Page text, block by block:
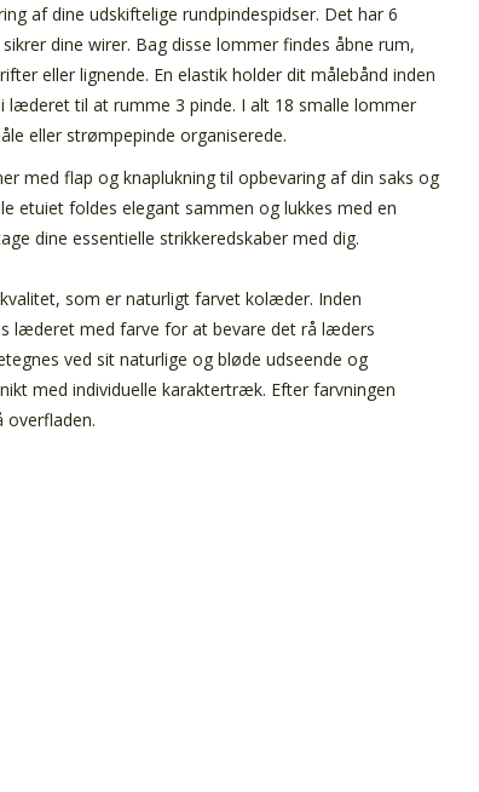
af dine udskiftelige rundpindespidser. Det har 6
dine wirer. Bag disse lommer findes åbne rum,
eller lignende. En elastik holder dit målebånd inden
læderet til at rumme 3 pinde. I alt 18 smalle lommer
eller strømpepinde organiserede.
med flap og knaplukning til opbevaring af din saks og
etuiet foldes elegant sammen og lukkes med en
dine essentielle strikkeredskaber med dig.
som er naturligt farvet kolæder. Inden
læderet med farve for at bevare det rå læders
ved sit naturlige og bløde udseende og
med individuelle karaktertræk. Efter farvningen
overfladen.